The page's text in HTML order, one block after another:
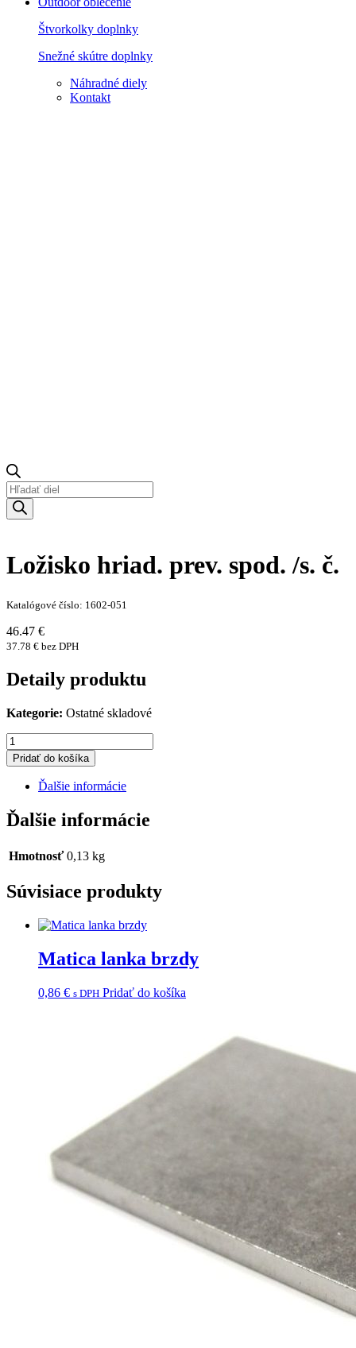
Štvorkolky doplnky
Snežné skútre doplnky
Náhradné diely
Kontakt
Products
search
Ložisko hriad. prev. spod. /s. č.
Katalógové číslo: 1602-051
46.47 €
37.78 € bez DPH
Detaily produktu
Kategorie: Ostatné skladové
množstvo
Ložisko
hriad.
prev.
/s.
č.
Pridať do košíka
Ďalšie informácie
Ďalšie informácie
Hmotnosť 0,13 kg
Súvisiace produkty
Matica lanka brzdy
0,86 € s DPH Pridať do košíka